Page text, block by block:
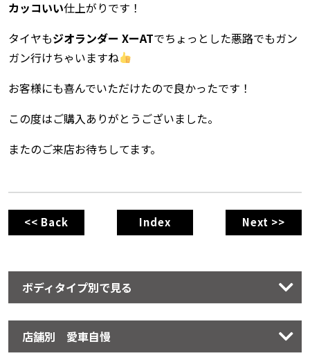
カッコいい仕上がりです！
タイヤもジオランダー XーATでちょっとした悪路でもガン
ガン行けちゃいますね
お客様にも喜んでいただけたので良かったです！
この度はご購入ありがとうございました。
またのご来店お待ちしてます。
<< Back Index Next >>
ボディタイプ別で見る
店舗別 愛車自慢